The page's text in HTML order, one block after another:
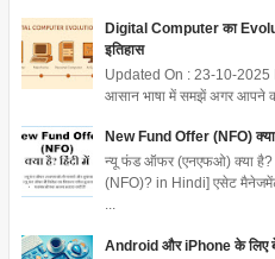
Digital Computer का
इतिहास
Updated On : 23-10-
आसान भाषा में समझें अगर आपने
New Fund Offer (NFO)
न्यू फंड ऑफर (एनएफओ) क्या है?
(NFO)? in Hindi] एसेट मैनेजमेंट
Android और iPhone के लिए